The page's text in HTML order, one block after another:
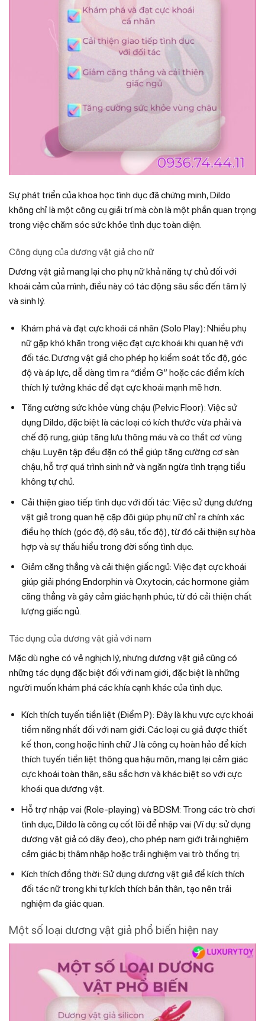
Sự phát triển của khoa học tình dục đã chứng minh, Dildo
không chỉ là một công cụ giải trí mà còn là một phần quan trọng
trong việc chăm sóc sức khỏe tình dục toàn diện.
Công dụng của dương vật giả cho nữ
Dương vật giả mang lại cho phụ nữ khả năng tự chủ đối với
khoái cảm của mình, điều này có tác động sâu sắc đến tâm lý
và sinh lý.
Khám phá và đạt cực khoái cá nhân (Solo Play): Nhiều phụ
nữ gặp khó khăn trong việc đạt cực khoái khi quan hệ với
đối tác. Dương vật giả cho phép họ kiểm soát tốc độ, góc
độ và áp lực, dễ dàng tìm ra “điểm G” hoặc các điểm kích
thích lý tưởng khác để đạt cực khoái mạnh mẽ hơn.
Tăng cường sức khỏe vùng chậu (Pelvic Floor): Việc sử
dụng Dildo, đặc biệt là các loại có kích thước vừa phải và
chế độ rung, giúp tăng lưu thông máu và co thắt cơ vùng
chậu. Luyện tập đều đặn có thể giúp tăng cường cơ sàn
chậu, hỗ trợ quá trình sinh nở và ngăn ngừa tình trạng tiểu
không tự chủ.
Cải thiện giao tiếp tình dục với đối tác: Việc sử dụng dương
vật giả trong quan hệ cặp đôi giúp phụ nữ chỉ ra chính xác
điều họ thích (góc độ, độ sâu, tốc độ), từ đó cải thiện sự hòa
hợp và sự thấu hiểu trong đời sống tình dục.
Giảm căng thẳng và cải thiện giấc ngủ: Việc đạt cực khoái
giúp giải phóng Endorphin và Oxytocin, các hormone giảm
căng thẳng và gây cảm giác hạnh phúc, từ đó cải thiện chất
lượng giấc ngủ.
Tác dụng của dương vật giả với nam
Mặc dù nghe có vẻ nghịch lý, nhưng dương vật giả cũng có
những tác dụng đặc biệt đối với nam giới, đặc biệt là những
người muốn khám phá các khía cạnh khác của tình dục.
Kích thích tuyến tiền liệt (Điểm P): Đây là khu vực cực khoái
tiềm năng nhất đối với nam giới. Các loại cu giả được thiết
kế thon, cong hoặc hình chữ J là công cụ hoàn hảo để kích
thích tuyến tiền liệt thông qua hậu môn, mang lại cảm giác
cực khoái toàn thân, sâu sắc hơn và khác biệt so với cực
khoái qua dương vật.
Hỗ trợ nhập vai (Role-playing) và BDSM: Trong các trò chơi
tình dục, Dildo là công cụ cốt lõi để nhập vai (Ví dụ: sử dụng
dương vật giả có dây đeo), cho phép nam giới trải nghiệm
cảm giác bị thâm nhập hoặc trải nghiệm vai trò thống trị.
Kích thích đồng thời: Sử dụng dương vật giả để kích thích
đối tác nữ trong khi tự kích thích bản thân, tạo nên trải
nghiệm đa giác quan.
Một số loại dương vật giả phổ biến hiện nay